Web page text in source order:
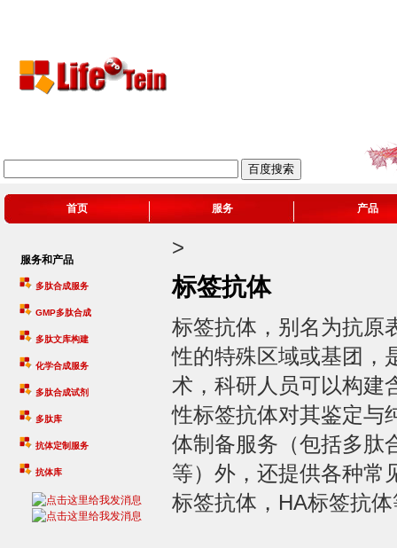
首页 服务 产品
服务和产品
多肽合成服务
GMP多肽合成
多肽文库构建
化学合成服务
多肽合成试剂
多肽库
抗体定制服务
抗体库
>
标签抗体
标签抗体，别名为抗原
性的特殊区域或基团，
术，科研人员可以构建
性标签抗体对其鉴定与
体制备服务（包括多肽
等）外，还提供各种常
标签抗体，HA标签抗